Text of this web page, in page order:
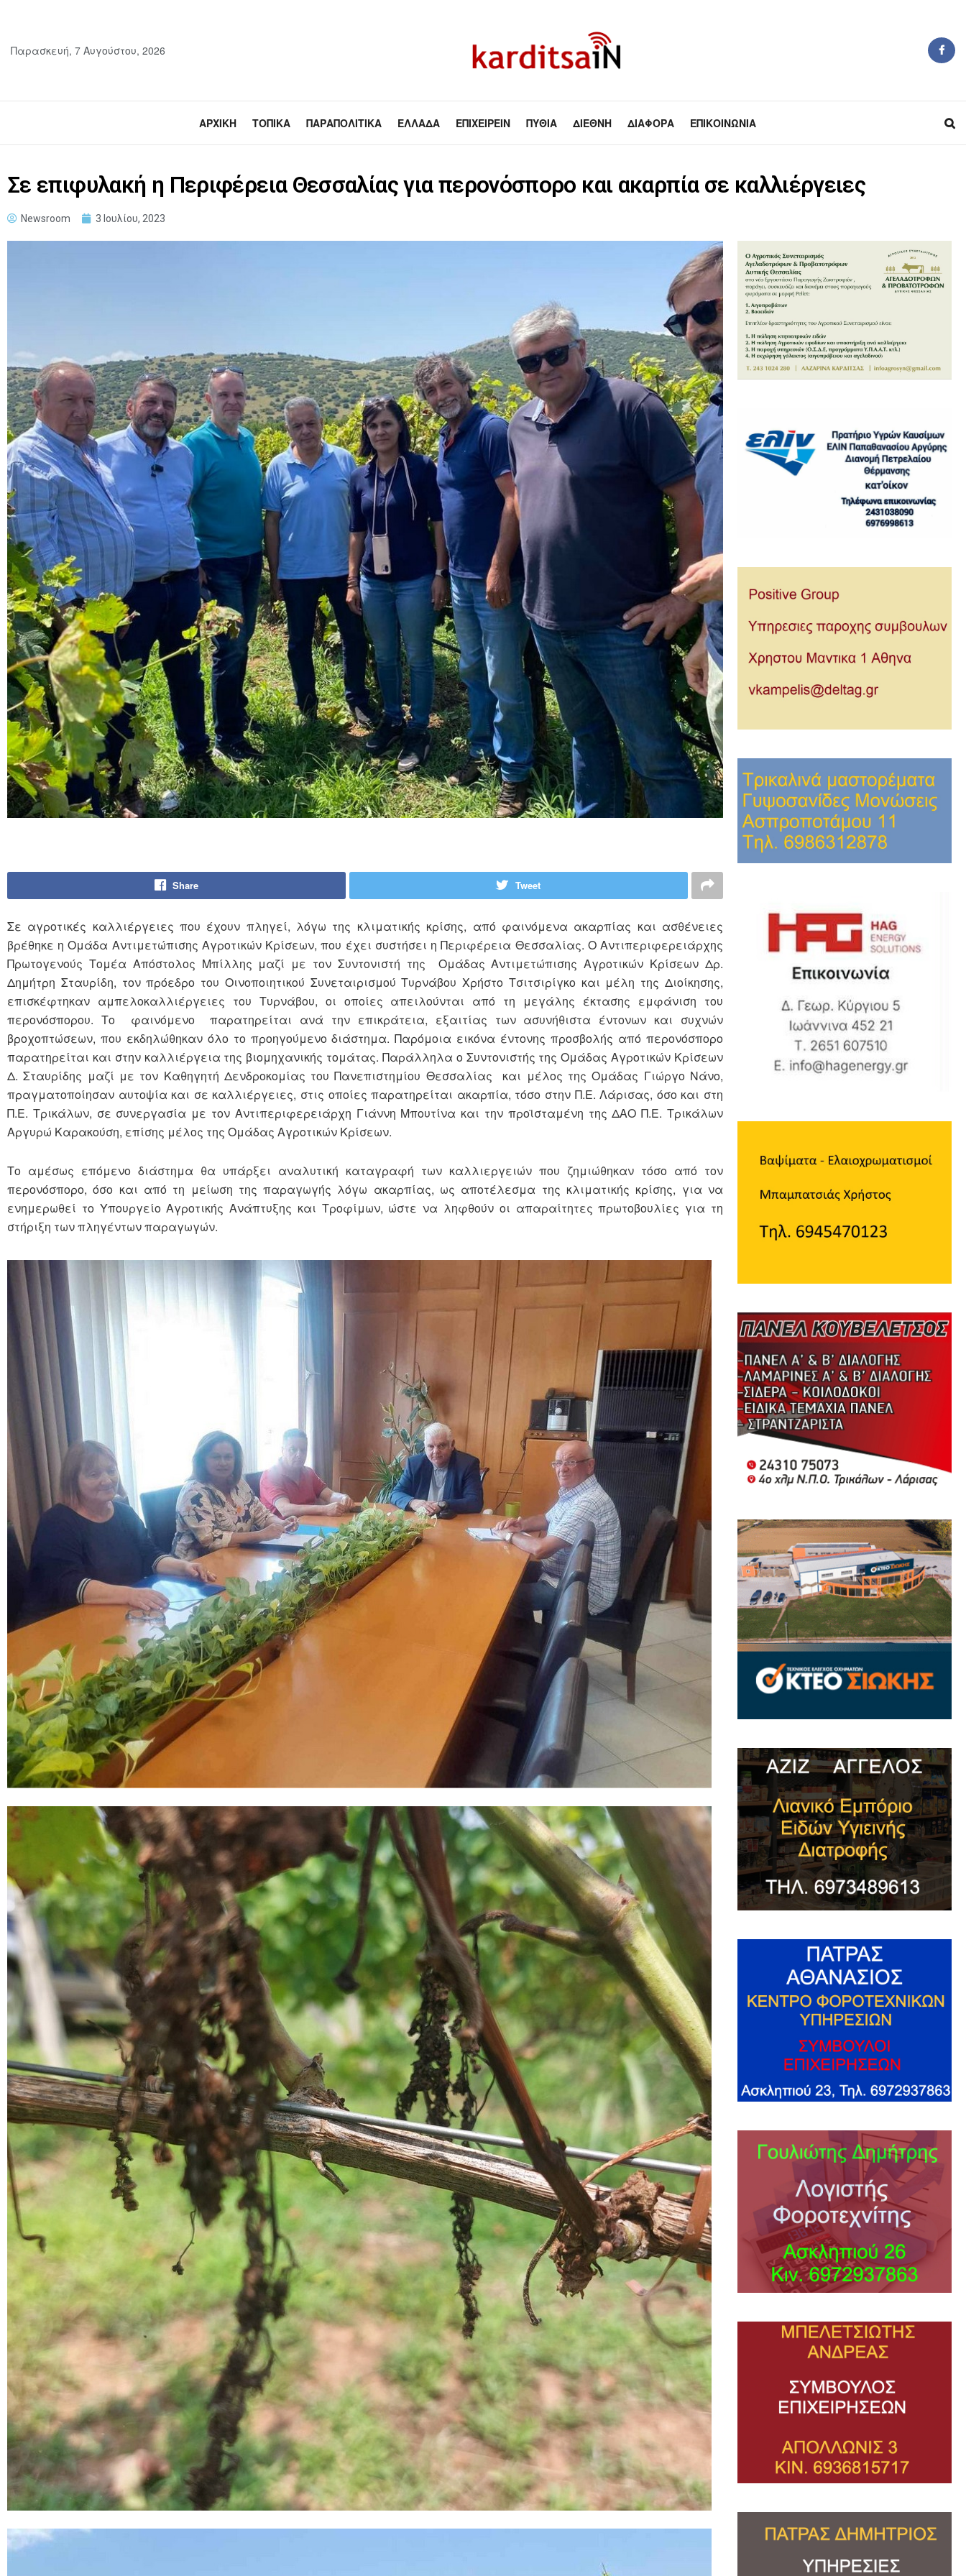
Παρασκευή, 7 Αυγούστου, 2026
ΑΡΧΙΚΉ ΤΟΠΙΚΆ ΠΑΡΑΠΟΛΙΤΙΚΆ ΕΛΛΆΔΑ ΕΠΙΧΕΙΡΕΊΝ ΠΥΘΊΑ ΔΙΕΘΝΉ ΔΙΆΦΟΡΑ ΕΠΙΚΟΙΝΩΝΊΑ
Σε επιφυλακή η Περιφέρεια Θεσσαλίας για περονόσπορο και ακαρπία σε καλλιέργειες
Newsroom 3 Ιουλίου, 2023
Share Tweet
Σε αγροτικές καλλιέργειες που έχουν πληγεί, λόγω της κλιματικής κρίσης, από φαινόμενα ακαρπίας και ασθένειες
βρέθηκε η Ομάδα Αντιμετώπισης Αγροτικών Κρίσεων, που έχει συστήσει η Περιφέρεια Θεσσαλίας. O Αντιπεριφερειάρχης
Πρωτογενούς Τομέα Απόστολος Μπίλλης μαζί με τον Συντονιστή της Ομάδας Αντιμετώπισης Αγροτικών Κρίσεων Δρ.
Δημήτρη Σταυρίδη, τον πρόεδρο του Οινοποιητικού Συνεταιρισμού Τυρνάβου Χρήστο Τσιτσιρίγκο και μέλη της Διοίκησης,
επισκέφτηκαν αμπελοκαλλιέργειες του Τυρνάβου, οι οποίες απειλούνται από τη μεγάλης έκτασης εμφάνιση του
περονόσπορου. Το φαινόμενο παρατηρείται ανά την επικράτεια, εξαιτίας των ασυνήθιστα έντονων και συχνών
βροχοπτώσεων, που εκδηλώθηκαν όλο το προηγούμενο διάστημα. Παρόμοια εικόνα έντονης προσβολής από περονόσπορο
παρατηρείται και στην καλλιέργεια της βιομηχανικής τομάτας. Παράλληλα ο Συντονιστής της Ομάδας Αγροτικών Κρίσεων
Δ. Σταυρίδης μαζί με τον Καθηγητή Δενδροκομίας του Πανεπιστημίου Θεσσαλίας και μέλος της Ομάδας Γιώργο Νάνο,
πραγματοποίησαν αυτοψία και σε καλλιέργειες, στις οποίες παρατηρείται ακαρπία, τόσο στην Π.Ε. Λάρισας, όσο και στη
Π.Ε. Τρικάλων, σε συνεργασία με τον Αντιπεριφερειάρχη Γιάννη Μπουτίνα και την προϊσταμένη της ΔΑΟ Π.Ε. Τρικάλων
Αργυρώ Καρακούση, επίσης μέλος της Ομάδας Αγροτικών Κρίσεων.
Το αμέσως επόμενο διάστημα θα υπάρξει αναλυτική καταγραφή των καλλιεργειών που ζημιώθηκαν τόσο από τον
περονόσπορο, όσο και από τη μείωση της παραγωγής λόγω ακαρπίας, ως αποτέλεσμα της κλιματικής κρίσης, για να
ενημερωθεί το Υπουργείο Αγροτικής Ανάπτυξης και Τροφίμων, ώστε να ληφθούν οι απαραίτητες πρωτοβουλίες για τη
στήριξη των πληγέντων παραγωγών.